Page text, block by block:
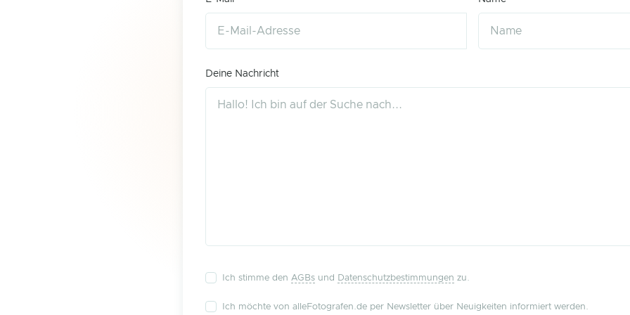
Deine Nachricht
Ich stimme den AGBsund Datenschutzbestimmungen zu.
Ich möchte von alleFotografen.de per Newsletter über Neuigkeiten informiert werden.